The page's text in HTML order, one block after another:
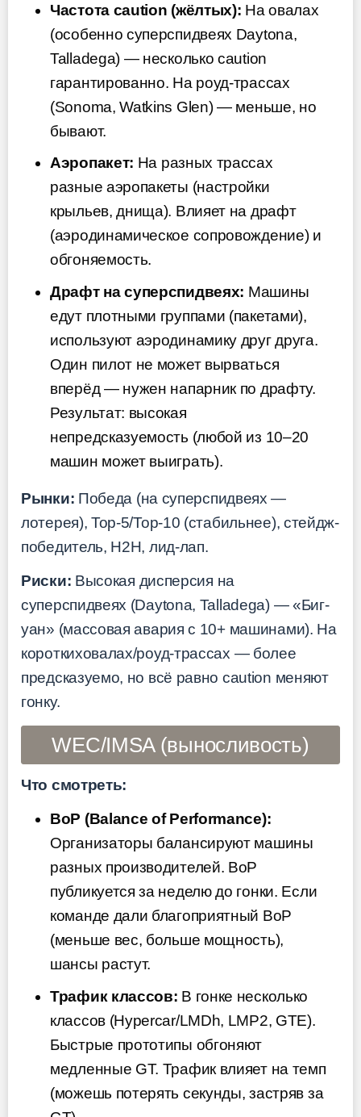
Частота caution (жёлтых): На овалах
(особенно суперспидвеях Daytona,
Talladega) — несколько caution
гарантированно. На роуд-трассах
(Sonoma, Watkins Glen) — меньше, но
бывают.
Аэропакет: На разных трассах
разные аэропакеты (настройки
крыльев, днища). Влияет на драфт
(аэродинамическое сопровождение) и
обгоняемость.
Драфт на суперспидвеях: Машины
едут плотными группами (пакетами),
используют аэродинамику друг друга.
Один пилот не может вырваться
вперёд — нужен напарник по драфту.
Результат: высокая
непредсказуемость (любой из 10–20
машин может выиграть).
Рынки: Победа (на суперспидвеях —
лотерея), Top-5/Top-10 (стабильнее), стейдж-
победитель, H2H, лид-лап.
Риски: Высокая дисперсия на
суперспидвеях (Daytona, Talladega) — «Биг-
уан» (массовая авария с 10+ машинами). На
короткиховалах/роуд-трассах — более
предсказуемо, но всё равно caution меняют
гонку.
WEC/IMSA (выносливость)
Что смотреть:
BoP (Balance of Performance):
Организаторы балансируют машины
разных производителей. BoP
публикуется за неделю до гонки. Если
команде дали благоприятный BoP
(меньше вес, больше мощность),
шансы растут.
Трафик классов: В гонке несколько
классов (Hypercar/LMDh, LMP2, GTE).
Быстрые прототипы обгоняют
медленные GT. Трафик влияет на темп
(можешь потерять секунды, застряв за